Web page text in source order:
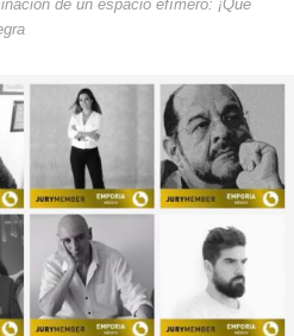
de un espacio efímero: ¡Qué